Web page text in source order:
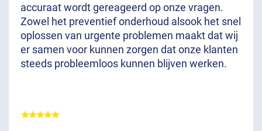
accuraat wordt gereageerd op onze vragen.
Zowel het preventief onderhoud alsook het snel
oplossen van urgente problemen maakt dat wij
er samen voor kunnen zorgen dat onze klanten
steeds probleemloos kunnen blijven werken.